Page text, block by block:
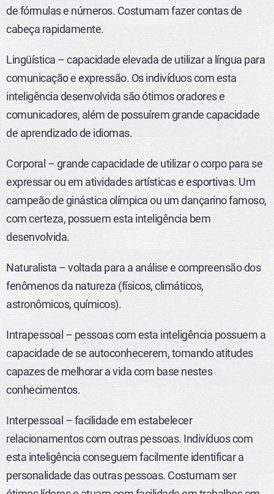
de fórmulas e números. Costumam fazer contas de
cabeça rapidamente.
Lingüística – capacidade elevada de utilizar a língua para
comunicação e expressão. Os indivíduos com esta
inteligência desenvolvida são ótimos oradores e
comunicadores, além de possuírem grande capacidade
de aprendizado de idiomas.
Corporal – grande capacidade de utilizar o corpo para se
expressar ou em atividades artísticas e esportivas. Um
campeão de ginástica olímpica ou um dançarino famoso,
com certeza, possuem esta inteligência bem
desenvolvida.
Naturalista – voltada para a análise e compreensão dos
fenômenos da natureza (físicos, climáticos,
astronômicos, químicos).
Intrapessoal – pessoas com esta inteligência possuem a
capacidade de se autoconhecerem, tomando atitudes
capazes de melhorar a vida com base nestes
conhecimentos.
Interpessoal – facilidade em estabelecer
relacionamentos com outras pessoas. Indivíduos com
esta inteligência conseguem facilmente identificar a
personalidade das outras pessoas. Costumam ser